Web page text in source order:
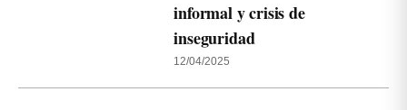
informal y crisis de
inseguridad
12/04/2025